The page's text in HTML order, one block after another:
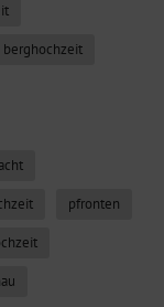
pfronten